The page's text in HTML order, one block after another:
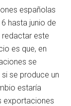
españolas
hasta junio de
redactar este
es que, en
se
se produce un
estaría
exportaciones